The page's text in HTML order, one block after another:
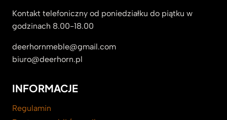
Kontakt telefoniczny od poniedziałku do piątku w
godzinach 8.00-18.00
deerhornmeble@gmail.com
biuro@deerhorn.pl
INFORMACJE
Regulamin